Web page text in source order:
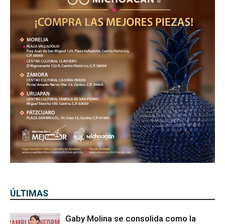
ÚLTIMAS
Gaby Molina se consolida como la